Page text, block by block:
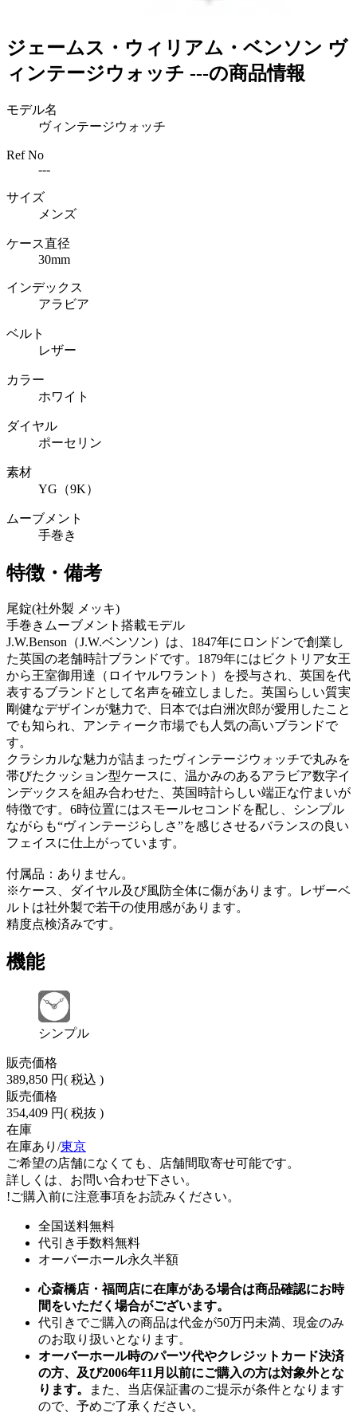
ジェームス・ウィリアム・ベンソン ヴ
ィンテージウォッチ ---の商品情報
モデル名
ヴィンテージウォッチ
Ref No
---
サイズ
メンズ
ケース直径
30mm
インデックス
アラビア
ベルト
レザー
カラー
ホワイト
ダイヤル
ポーセリン
素材
YG（9K）
ムーブメント
手巻き
特徴・備考
尾錠(社外製 メッキ)
手巻きムーブメント搭載モデル
J.W.Benson（J.W.ベンソン）は、1847年にロンドンで創業し
た英国の老舗時計ブランドです。1879年にはビクトリア女王
から王室御用達（ロイヤルワラント）を授与され、英国を代
表するブランドとして名声を確立しました。英国らしい質実
剛健なデザインが魅力で、日本では白洲次郎が愛用したこと
でも知られ、アンティーク市場でも人気の高いブランドで
す。
クラシカルな魅力が詰まったヴィンテージウォッチで丸みを
帯びたクッション型ケースに、温かみのあるアラビア数字イ
ンデックスを組み合わせた、英国時計らしい端正な佇まいが
特徴です。6時位置にはスモールセコンドを配し、シンプル
ながらも“ヴィンテージらしさ”を感じさせるバランスの良い
フェイスに仕上がっています。
付属品：ありません。
※ケース、ダイヤル及び風防全体に傷があります。レザーベ
ルトは社外製で若干の使用感があります。
精度点検済みです。
機能
シンプル
販売価格
389,850 円( 税込 )
販売価格
354,409 円( 税抜 )
在庫
在庫あり/東京
ご希望の店舗になくても、店舗間取寄せ可能です。
詳しくは、お問い合わせ下さい。
!ご購入前に注意事項をお読みください。
全国送料無料
代引き手数料無料
オーバーホール永久半額
心斎橋店・福岡店に在庫がある場合は商品確認にお時
間をいただく場合がございます。
代引きでご購入の商品は代金が50万円未満、現金のみ
のお取り扱いとなります。
オーバーホール時のパーツ代やクレジットカード決済
の方、及び2006年11月以前にご購入の方は対象外とな
ります。
また、当店保証書のご提示が条件となります
ので、予めご了承ください。